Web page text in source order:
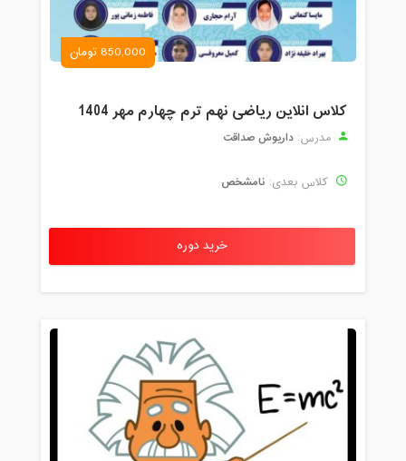
850,000 تومان
کلاس انلاین ریاضی نهم ترم چهارم مهر 1404
مدرس: داریوش صداقت
کلاس بعدی: نامشخص
خرید دوره